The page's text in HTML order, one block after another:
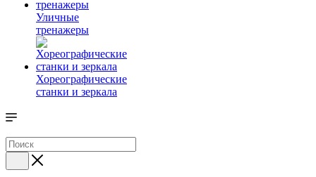
Уличные
тренажеры
Хореографические
станки и зеркала